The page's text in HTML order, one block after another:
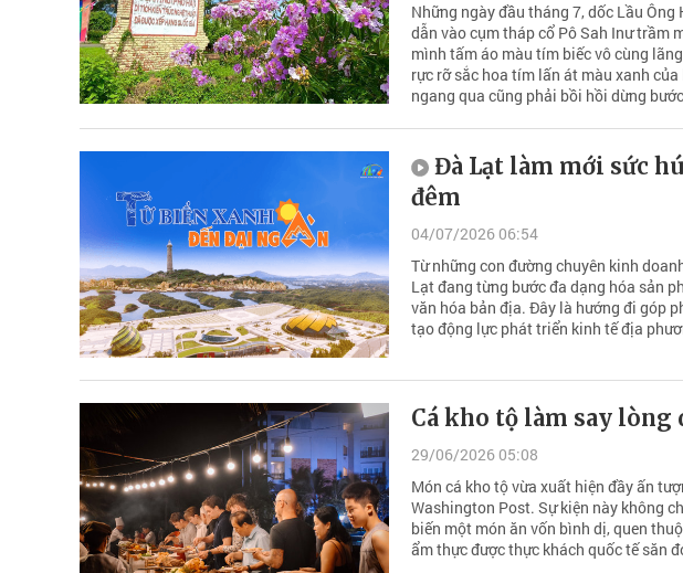
Những ngày đầu tháng 7, dốc Lầu
dẫn vào cụm tháp cổ Pô Sah Inư trầm
mình tấm áo màu tím biếc vô cùng
rực rỡ sắc hoa tím lấn át màu xanh
ngang qua cũng phải bồi hồi dừng
Đà Lạt làm mới sức
đêm
04/07/2026 06:54
Từ những con đường chuyên kinh
Lạt đang từng bước đa dạng hóa sản
văn hóa bản địa. Đây là hướng đi góp
tạo động lực phát triển kinh tế địa
Cá kho tộ làm say lòng
29/06/2026 05:08
Món cá kho tộ vừa xuất hiện đầy ấn
Washington Post. Sự kiện này không
biến một món ăn vốn bình dị, quen
ẩm thực được thực khách quốc tế săn